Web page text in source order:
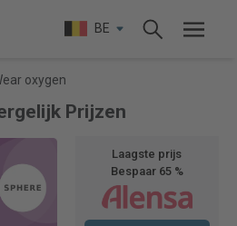
BE
oxygen
Prijzen
Laagste prijs
Bespaar 65 %